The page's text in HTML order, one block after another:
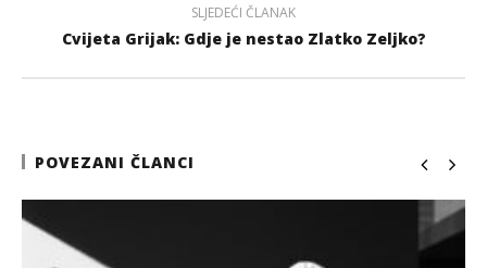
SLJEDEĆI ČLANAK
Cvijeta Grijak: Gdje je nestao Zlatko Zeljko?
POVEZANI ČLANCI